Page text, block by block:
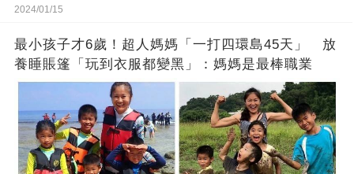
2024/01/15
最小孩子才6歲！超人媽媽「一打四環島45天」 放
養睡賬篷「玩到衣服都變黑」：媽媽是最棒職業